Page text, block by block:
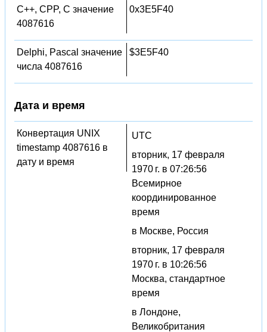
C++, CPP, C значение
4087616
0x3E5F40
Delphi, Pascal значение
числа 4087616
$3E5F40
Дата и время
Конвертация UNIX
timestamp 4087616 в
дату и время
UTC
вторник, 17 февраля
1970 г. в 07:26:56
Всемирное
координированное
время
в Москве, Россия
вторник, 17 февраля
1970 г. в 10:26:56
Москва, стандартное
время
в Лондоне,
Великобритания